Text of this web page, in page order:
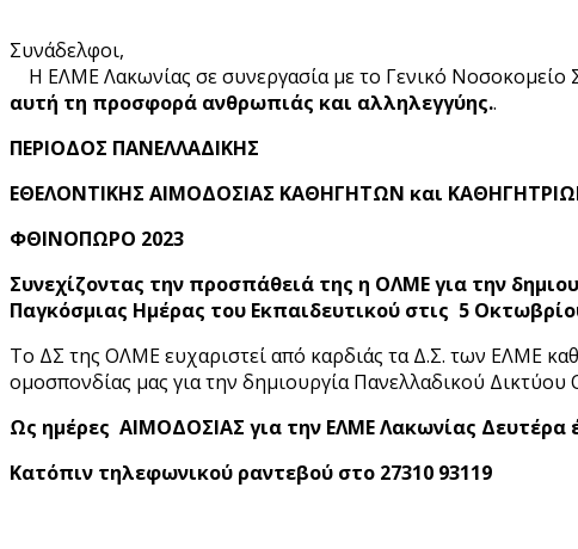
Συνάδελφοι,
Η ΕΛΜΕ Λακωνίας σε συνεργασία με το Γενικό Νοσοκομείο
αυτή τη προσφορά ανθρωπιάς και αλληλεγγύης..
ΠΕΡΙΟΔΟΣ ΠΑΝΕΛΛΑΔΙΚΗΣ
ΕΘΕΛΟΝΤΙΚΗΣ ΑΙΜΟΔΟΣΙΑΣ ΚΑΘΗΓΗΤΩΝ και
ΦΘΙΝΟΠΩΡΟ 2023
Συνεχίζοντας την προσπάθειά της η ΟΛΜΕ για την
Παγκόσμιας Ημέρας του Εκπαιδευτικού στις 5
Το ΔΣ της ΟΛΜΕ ευχαριστεί από καρδιάς τα Δ.Σ. των ΕΛΜΕ
ομοσπονδίας μας για την δημιουργία Πανελλαδικού
Ως ημέρες ΑΙΜΟΔΟΣΙΑΣ για την ΕΛΜΕ Λακωνίας Δευτέρα
Κατόπιν τηλεφωνικού ραντεβού στο 27310 93119